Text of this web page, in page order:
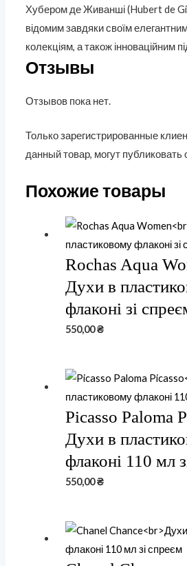
Хубером де Живанші (Hubert de
відомим завдяки своїм
колекціям, а також інноваційним
Отзывы
Отзывов пока нет.
Только зарегистрированные
данный товар, могут публиковать
Похожие товары
Rochas Aqua
Духи в
флаконі зі
550,00₴
Picasso Paloma
Духи в
флаконі 110 мл
550,00₴